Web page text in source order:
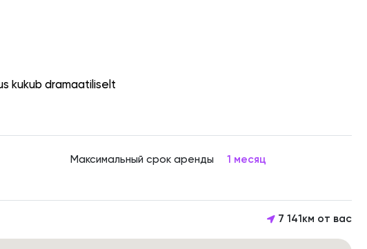
kukub dramaatiliselt
Максимальный срок аренды 1 месяц
7 141км от вас